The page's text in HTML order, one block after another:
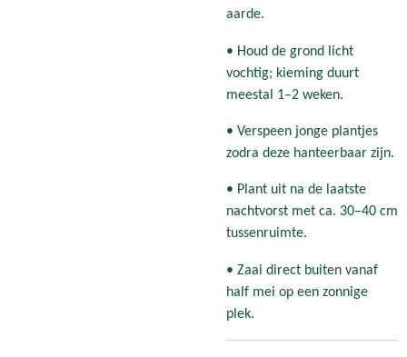
aarde.
• Houd de grond licht
vochtig; kieming duurt
meestal 1–2 weken.
• Verspeen jonge plantjes
zodra deze hanteerbaar zijn.
• Plant uit na de laatste
nachtvorst met ca. 30–40 cm
tussenruimte.
• Zaai direct buiten vanaf
half mei op een zonnige
plek.